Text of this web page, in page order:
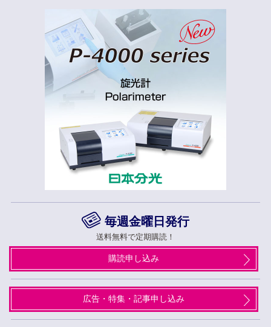
毎週金曜日発行
送料無料で定期購読！
購読申し込み
広告・特集・記事申し込み